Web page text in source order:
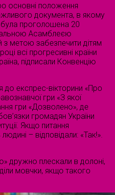
основні положення
документа, в якому
була проголошена 20
Асамблеєю
з метою забезпечити дітям
всі прогресивні країни
підписали Конвенцію
до експрес-вікторини «Про
гри «З якої
гри «Дозволено», де
громадян України
Якщо питання
– відповідали: «Так!».
дружно плескали в долоні,
мовчки, якщо такого